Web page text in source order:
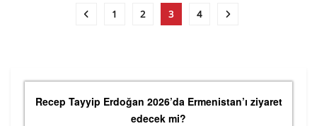
1 2 3 4
Recep Tayyip Erdoğan 2026’da Ermenistan’ı ziyaret
edecek mi?